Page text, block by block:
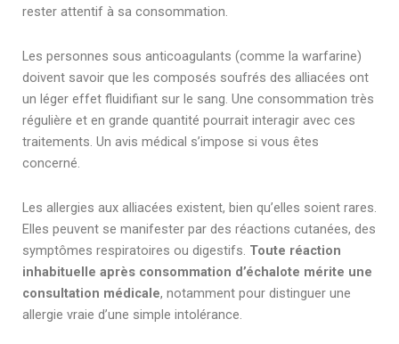
rester attentif à sa consommation.
Les personnes sous anticoagulants (comme la warfarine)
doivent savoir que les composés soufrés des alliacées ont
un léger effet fluidifiant sur le sang. Une consommation très
régulière et en grande quantité pourrait interagir avec ces
traitements. Un avis médical s’impose si vous êtes
concerné.
Les allergies aux alliacées existent, bien qu’elles soient rares.
Elles peuvent se manifester par des réactions cutanées, des
symptômes respiratoires ou digestifs. Toute réaction
inhabituelle après consommation d’échalote mérite une
consultation médicale, notamment pour distinguer une
allergie vraie d’une simple intolérance.